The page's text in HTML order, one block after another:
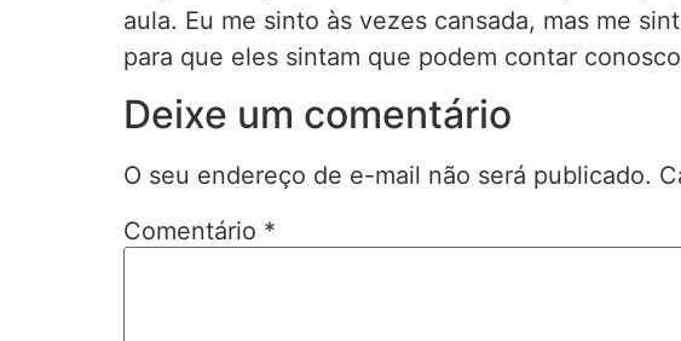
aula. Eu me sinto às vezes cansada, mas me
para que eles sintam que podem contar
Deixe um comentário
O seu endereço de e-mail não será publicado.
Comentário *